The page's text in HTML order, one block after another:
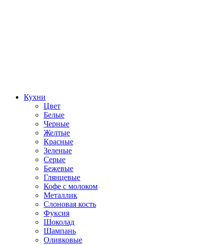
Кухни
Цвет
Белые
Черные
Желтые
Красные
Зеленые
Серые
Бежевые
Глянцевые
Кофе с молоком
Металлик
Слоновая кость
Фуксия
Шоколад
Шампань
Оливковые